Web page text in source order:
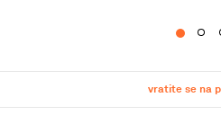
vratite se na